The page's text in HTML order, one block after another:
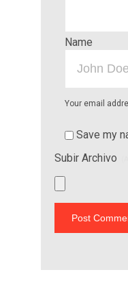
Name
Your email
Save my
Subir Archivo